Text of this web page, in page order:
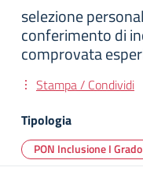
selezione
conferimento di
comprovata
Stampa / Condividi
Tipologia
PON Inclusione I Grado